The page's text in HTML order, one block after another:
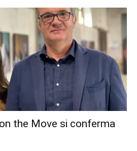
the Move si conferma